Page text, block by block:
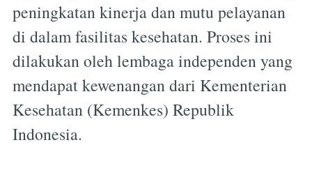
peningkatan kinerja dan mutu pelayanan
di dalam fasilitas kesehatan. Proses ini
dilakukan oleh lembaga independen yang
mendapat kewenangan dari Kementerian
Kesehatan (Kemenkes) Republik
Indonesia.